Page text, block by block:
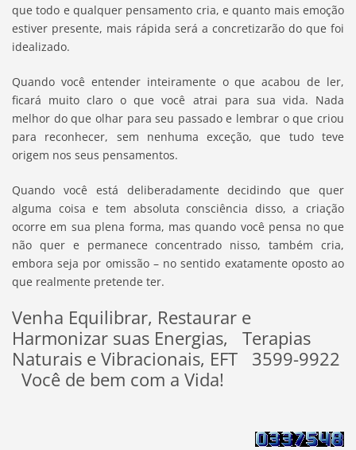
que todo e qualquer pensamento cria, e quanto mais emoção
estiver presente, mais rápida será a concretizarão do que foi
idealizado.
Quando você entender inteiramente o que acabou de ler,
ficará muito claro o que você atrai para sua vida. Nada
melhor do que olhar para seu passado e lembrar o que criou
para reconhecer, sem nenhuma exceção, que tudo teve
origem nos seus pensamentos.
Quando você está deliberadamente decidindo que quer
alguma coisa e tem absoluta consciência disso, a criação
ocorre em sua plena forma, mas quando você pensa no que
não quer e permanece concentrado nisso, também cria,
embora seja por omissão – no sentido exatamente oposto ao
que realmente pretende ter.
Venha Equilibrar, Restaurar e
Harmonizar suas Energias, Terapias
Naturais e Vibracionais, EFT 3599-9922
Você de bem com a Vida!